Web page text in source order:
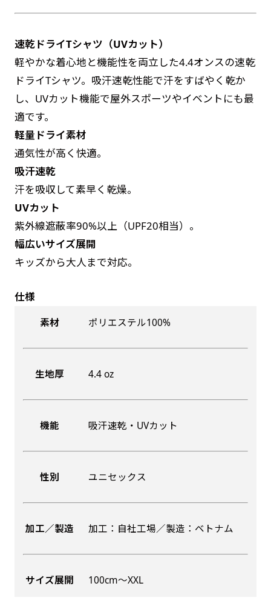
速乾ドライTシャツ（UVカット）
軽やかな着心地と機能性を両立した4.4オンスの速乾
ドライTシャツ。吸汗速乾性能で汗をすばやく乾か
し、UVカット機能で屋外スポーツやイベントにも最
適です。
軽量ドライ素材
通気性が高く快適。
吸汗速乾
汗を吸収して素早く乾燥。
UVカット
紫外線遮蔽率90%以上（UPF20相当）。
幅広いサイズ展開
キッズから大人まで対応。
仕様
素材 ポリエステル100%
生地厚 4.4 oz
機能 吸汗速乾・UVカット
性別 ユニセックス
加工／製造 加工：自社工場／製造：ベトナム
サイズ展開 100cm〜XXL
ます。（レギュラーのれん縦50cm／レギュラー
スリムのれん縦30cm）お店の入口付近の装飾に
是非！
お急ぎ［ +330円 ］
お急ぎは翌営業日発送（基本12時締め切り)枚数
によって対応できない場合、ギリギリでも対応
できる場合もあります。防炎加工、トロピカル
生地は対応不可です。